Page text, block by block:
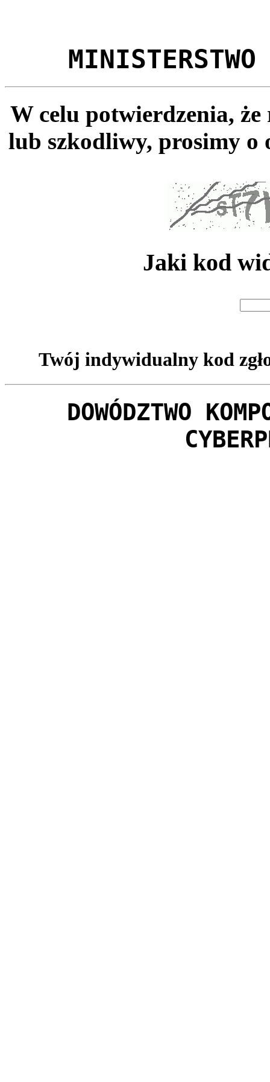
MINISTERSTWO
W celu potwierdzenia,
lub szkodliwy, prosimy o
Jaki kod
Twój indywidualny kod
DOWÓDZTWO